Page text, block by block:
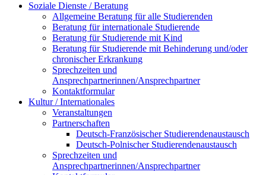
Soziale Dienste / Beratung
Allgemeine Beratung für alle Studierenden
Beratung für internationale Studierende
Beratung für Studierende mit Kind
Beratung für Studierende mit Behinderung und/oder
chronischer Erkrankung
Sprechzeiten und
Ansprechpartnerinnen/Ansprechpartner
Kontaktformular
Kultur / Internationales
Veranstaltungen
Partnerschaften
Deutsch-Französischer Studierendenaustausch
Deutsch-Polnischer Studierendenaustausch
Sprechzeiten und
Ansprechpartnerinnen/Ansprechpartner